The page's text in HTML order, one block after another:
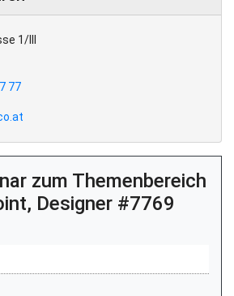
1/III
77
zum Themenbereich
Designer #7769